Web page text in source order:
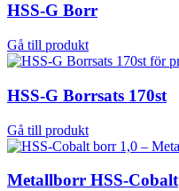
HSS-G Borr
Gå till produkt
HSS-G Borrsats 170st
Gå till produkt
Metallborr HSS-Cobalt